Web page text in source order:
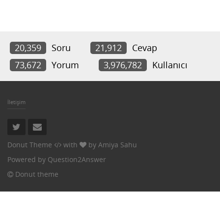
20,359 Soru 21,912
Cevap
73,672
Yorum 3,976,782 Kullanıcı
İletişim
Donut Theme with by Amiya Sahu
Powered by Question2Answer
Donut theme